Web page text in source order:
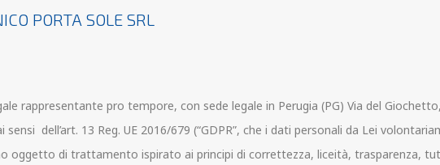
PORTA SOLE SRL
rappresentante pro tempore, con sede legale in Perugia (PG) Via del
dell’art. 13 Reg. UE 2016/679 (“GDPR”, che i dati personali da Lei
oggetto di trattamento ispirato ai principi di correttezza, liceità, trasparenza,